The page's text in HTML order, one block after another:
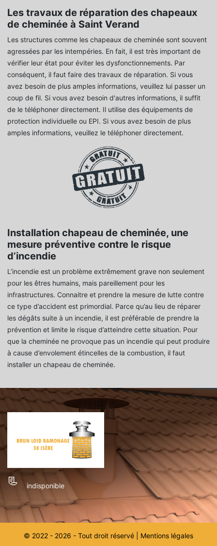
Les travaux de réparation des chapeaux
de cheminée à Saint Verand
Les structures comme les chapeaux de cheminée sont souvent
agressées par les intempéries. En fait, il est très important de
vérifier leur état pour éviter les dysfonctionnements. Par
conséquent, il faut faire des travaux de réparation. Si vous
avez besoin de plus amples informations, veuillez lui passer un
coup de fil. Si vous avez besoin d'autres informations, il suffit
de le téléphoner directement. Il utilise des équipements de
protection individuelle ou EPI. Si vous avez besoin de plus
amples informations, veuillez le téléphoner directement.
Installation chapeau de cheminée, une
mesure préventive contre le risque
d’incendie
L’incendie est un problème extrêmement grave non seulement
pour les êtres humains, mais pareillement pour les
infrastructures. Connaitre et prendre la mesure de lutte contre
ce type d’accident est primordial. Parce qu’au lieu de réparer
les dégâts suite à un incendie, il est préférable de prendre la
prévention et limite le risque d’atteindre cette situation. Pour
que la cheminée ne provoque pas un incendie qui peut produire
à cause d’envolement étincelles de la combustion, il faut
installer un chapeau de cheminée.
indisponible
© 2022 - 2026 - Tout droit réservé | Mentions légales